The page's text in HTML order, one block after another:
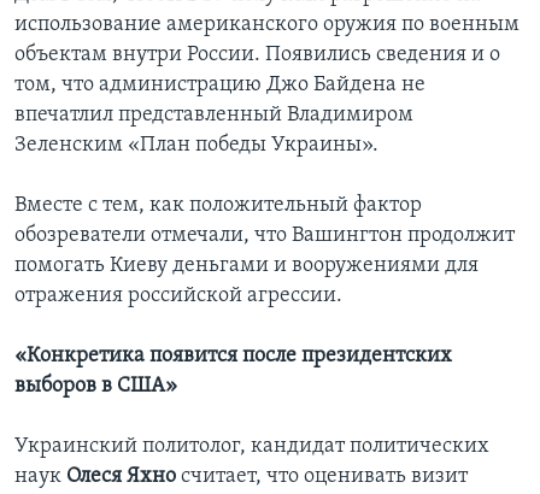
использование американского оружия по военным
объектам внутри России. Появились сведения и о
том, что администрацию Джо Байдена не
впечатлил представленный Владимиром
Зеленским «План победы Украины».
Вместе с тем, как положительный фактор
обозреватели отмечали, что Вашингтон продолжит
помогать Киеву деньгами и вооружениями для
отражения российской агрессии.
«Конкретика появится после президентских
выборов в США»
Украинский политолог, кандидат политических
наук Олеся Яхно считает, что оценивать визит